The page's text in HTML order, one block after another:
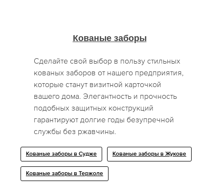
Кованые заборы
Сделайте свой выбор в пользу стильных
кованых заборов от нашего предприятия,
которые станут визитной карточкой
вашего дома. Элегантность и прочность
подобных защитных конструкций
гарантируют долгие годы безупречной
службы без ржавчины.
Кованые заборы в Судже Кованые заборы в Жукове
Кованые заборы в Тержоле